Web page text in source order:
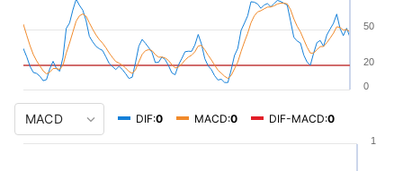
0
20
50
DIF:0 MACD:0 DIF-MACD:0
1